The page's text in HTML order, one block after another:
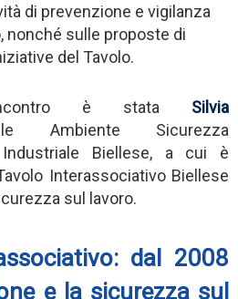
di prevenzione e vigilanza
nonché sulle proposte di
del Tavolo.
è stata Silvia
Ambiente Sicurezza
Industriale Biellese, a cui è
Interassociativo Biellese
sul lavoro.
dal 2008
e la sicurezza sul